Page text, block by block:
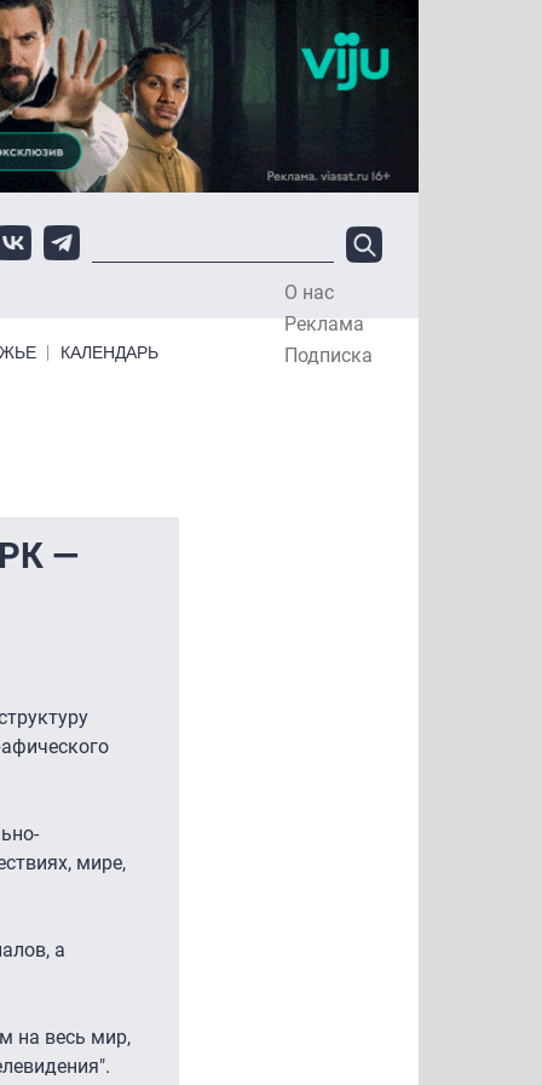
О нас
Реклама
Подписка
КАЛЕНДАРЬ
—
мире,
а
на весь мир,